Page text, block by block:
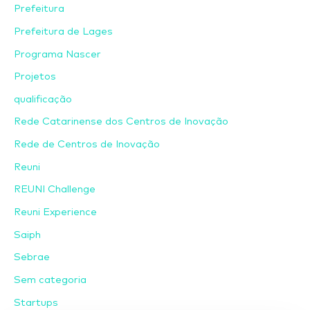
Prefeitura
Prefeitura de Lages
Programa Nascer
Projetos
qualificação
Rede Catarinense dos Centros de Inovação
Rede de Centros de Inovação
Reuni
REUNI Challenge
Reuni Experience
Saiph
Sebrae
Sem categoria
Startups